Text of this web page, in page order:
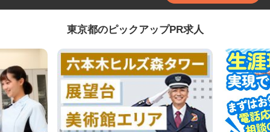
東京都のピックアップPR求人